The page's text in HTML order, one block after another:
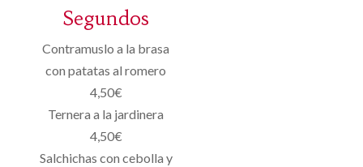
Segundos
Contramuslo a la brasa
con patatas al romero
4,50€
Ternera a la jardinera
4,50€
Salchichas con cebolla y